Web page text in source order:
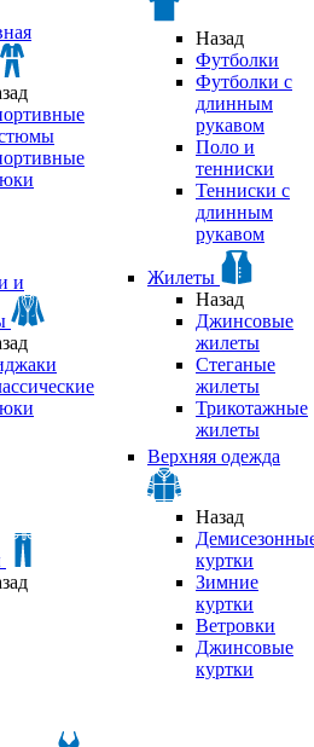
Назад
Футболки
Футболки с
длинным
рукавом
Поло и
тенниски
Тенниски с
длинным
рукавом
и
Жилеты
Назад
Джинсовые
жилеты
Стеганые
жилеты
Трикотажные
жилеты
Верхняя одежда
Назад
куртки
Зимние
куртки
Ветровки
Джинсовые
куртки